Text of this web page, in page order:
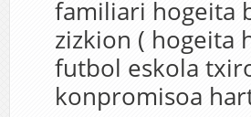
familiari hogeita
zizkion ( hogeita
futbol eskola
konpromisoa